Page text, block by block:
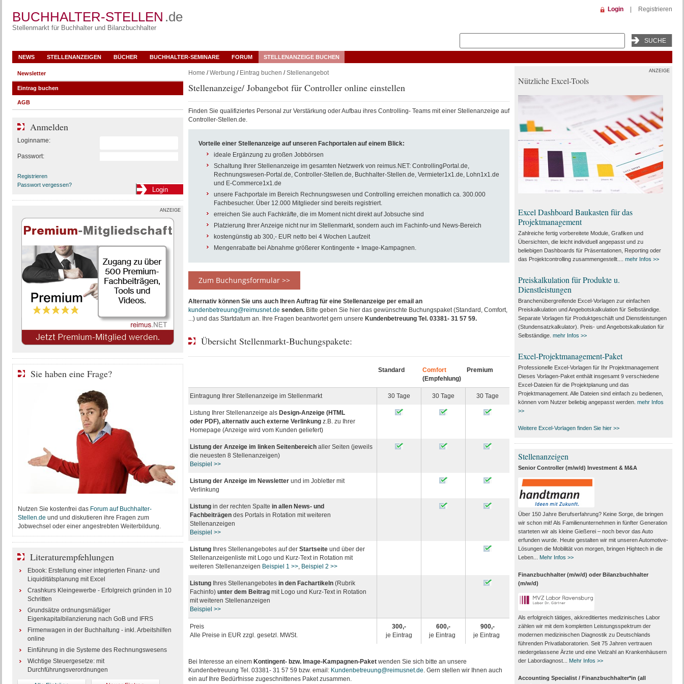
BUCHHALTER-STELLEN .de
Stellenmarkt für Buchhalter und Bilanzbuchhalter
Login Registrieren
NEWS STELLENANZEIGEN BÜCHER BUCHHALTER-SEMINARE FORUM STELLENANZEIGE BUCHEN
Home /Werbung / Eintrag buchen /Stellenangebot
Stellenanzeige/ Jobangebot für Controller online einstellen
Finden Sie qualifiziertes Personal zur Verstärkung oder Aufbau ihres Controlling- Teams mit einer Stellenanzeige auf
Controller-Stellen.de.
Vorteile einer Stellenanzeige auf unseren Fachportalen auf einem Blick:
ideale Ergänzung zu großen Jobbörsen
Schaltung Ihrer Stellenanzeige im gesamten Netzwerk von reimus.NET: ControllingPortal.de,
Rechnungswesen-Portal.de, Controller-Stellen.de, Buchhalter-Stellen.de, Vermieter1x1.de, Lohn1x1.de
und E-Commerce1x1.de
unsere Fachportale im Bereich Rechnungswesen und Controlling erreichen monatlich ca. 300.000
Fachbesucher. Über 12.000 Mitglieder sind bereits registriert.
erreichen Sie auch Fachkräfte, die im Moment nicht direkt auf Jobsuche sind
Platzierung Ihrer Anzeige nicht nur im Stellenmarkt, sondern auch im Fachinfo-und News-Bereich
kostengünstig ab 300,- EUR netto bei 4 Wochen Laufzeit
Mengenrabatte bei Abnahme größerer Kontingente + Image-Kampagnen.
Zum Buchungsformular >>
Alternativ können Sie uns auch Ihren Auftrag für eine Stellenanzeige per email an
kundenbetreuung@reimusnet.de senden.Bitte geben Sie hier das gewünschte Buchungspaket (Standard, Comfort,
...) und das Startdatum an. Ihre Fragen beantwortet gern unsere Kundenbetreuung Tel. 03381- 31 57 59.
Übersicht Stellenmarkt-Buchungspakete:
Standard
Comfort
(Empfehlung)
Premium
Eintragung Ihrer Stellenanzeige im Stellenmarkt 30 Tage 30 Tage 30 Tage
Listung Ihrer Stellenanzeige alsDesign-Anzeige (HTML
oderPDF), alternativ auch externe Verlinkungz.B. zu Ihrer
Homepage (Anzeige wird vom Kunden geliefert)
Listung der Anzeige im linken Seitenbereichaller Seiten (jeweils
die neuesten 8 Stellenanzeigen)
Beispiel >>
Listung der Anzeige im Newsletterund im Jobletter mit
Verlinkung
Listung in der rechten Spalte in allen News- und
Fachbeiträgen des Portals in Rotation mit weiteren
Stellenanzeigen
Beispiel >>
Listung Ihres Stellenangebotes auf der Startseite und über der
Stellenanzeigenliste mit Logo und Kurz-Text in Rotation mit
weiteren Stellenanzeigen Beispiel 1 >>, Beispiel 2 >>
ListungIhres Stellenangebotes in den Fachartikeln(Rubrik
Fachinfo) unter dem Beitrag mit Logo und Kurz-Text in Rotation
mit weiteren Stellenanzeigen
Beispiel >>
Preis
Alle Preise in EUR zzgl. gesetzl. MWSt.
300,-
je Eintrag
600,-
je Eintrag
900,-
je Eintrag
Bei Interesse an einem Kontingent- bzw. Image-Kampagnen-Paket wenden Sie sich bitte an unsere
Kundenbetreuung Tel. 03381- 31 57 59 bzw. email: Kundenbetreuung@reimusnet.de. Gern stellen wir Ihnen auch
ein auf Ihre Bedürfnisse zugeschnittenes Paket zusammen.
Newsletter
Eintrag buchen
AGB
Anmelden
Loginname:
Passwort:
Registrieren
Passwort vergessen?
ANZEIGE
Sie haben eine Frage?
Nutzen Sie kostenfrei das Forum auf Buchhalter-
Stellen.de und und diskutieren ihre Fragen zum
Jobwechsel oder einer angestrebten Weiterbildung.
Literaturempfehlungen
Ebook: Erstellung einer integrierten Finanz- und
Liquiditätsplanung mit Excel
Crashkurs Kleingewerbe - Erfolgreich gründen in 10
Schritten
Grundsätze ordnungsmäßiger
Eigenkapitalbilanzierung nach GoB und IFRS
Firmenwagen in der Buchhaltung - inkl. Arbeitshilfen
online
Einführung in die Systeme des Rechnungswesens
Wichtige Steuergesetze: mit
Durchführungsverordnungen
ANZEIGE
Nützliche Excel-Tools
Excel Dashboard Baukasten für das
Projektmanagement
Zahlreiche fertig vorbereitete Module, Grafiken und
Übersichten, die leicht individuell angepasst und zu
beliebigen Dashboards für Präsentationen, Reporting oder
das Projektcontrolling zusammengestellt.... mehr Infos >>
Preiskalkulation für Produkte u.
Dienstleistungen
Branchenübergreifende Excel-Vorlagen zur einfachen
Preiskalkulation und Angebotskalkulation für Selbständige.
Separate Vorlagen für Produktgeschäft und Dienstleistungen
(Stundensatzkalkulator). Preis- und Angebotskalkulation für
Selbständige. mehr Infos >>
Excel-Projektmanagement-Paket
Professionelle Excel-Vorlagen für Ihr Projektmanagement
Dieses Vorlagen-Paket enthält insgesamt 9 verschiedene
Excel-Dateien für die Projektplanung und das
Projektmanagement. Alle Dateien sind einfach zu bedienen,
können vom Nutzer beliebig angepasst werden. mehr Infos
>>
Weitere Excel-Vorlagen finden Sie hier >>
Stellenanzeigen
Senior Controller (m/w/d) Investment & M&A
Über 150 Jahre Berufserfahrung? Keine Sorge, die bringen
wir schon mit! Als Familienunternehmen in fünfter Generation
starteten wir als kleine Gießerei – noch bevor das Auto
erfunden wurde. Heute gestalten wir mit unseren Automotive-
Lösungen die Mobilität von morgen, bringen Hightech in die
Leben...
Mehr Infos >>
Finanzbuchhalter (m/w/d) oder Bilanzbuchhalter
(m/w/d)
Als erfolgreich tätiges, akkreditiertes medizinisches Labor
zählen wir mit dem kompletten Leistungs­spektrum der
modernen medizinischen Diagnostik zu Deutschlands
führenden Privat­laboratorien. Seit 75 Jahren vertrauen
nieder­gelassene Ärzte und eine Vielzahl an Kranken­häusern
der Labor­diagnost...
Mehr Infos >>
Accounting Specialist / Finanzbuchhalter*in (all